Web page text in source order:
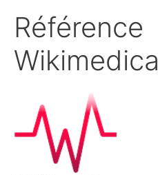
Référence
Wikimedica